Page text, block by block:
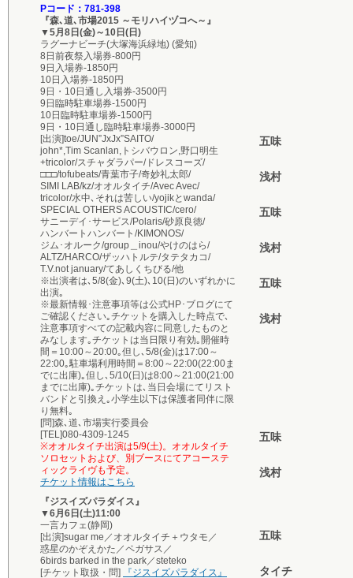
Pコード：781-398
『森､道､市場2015 ～モリハイヅコへ～』
▼5月8日(金)～10日(日)
ラグーナビーチ(大塚海浜緑地) (愛知)
8日前夜祭入場券-800円
9日入場券-1850円
10日入場券-1850円
9日・10日通し入場券-3500円
9日臨時駐車場券-1500円
10日臨時駐車場券-1500円
9日・10日通し臨時駐車場券-3000円
[出演]toe/JUN”JxJx”SAITO/
john*,Tim Scanlan,トシバウロン,野口明生
+tricolor/スチャダラパー/ドレスコーズ/
□□□/tofubeats/青葉市子/奇妙礼太郎/
SIMI LAB/kz/オオルタイチ/Avec Avec/
tricolor/水中､それは苦しい/yojikとwanda/
SPECIAL OTHERS ACOUSTIC/cero/
サニーデイ･サービス/Polaris/砂原良徳/
ハンバートハンバート/KIMONOS/
ジム･オルーク/group＿inou/やけのはら/
ALTZ/HARCO/ザッハトルテ/タテタカコ/
T.V.not january/てあしくちびる/他
※出演者は､5/8(金)､9(土)､10(日)のいずれかに
出演｡
※最新情報･注意事項等は公式HP･ブログにて
ご確認ください｡チケットを購入した時点で､
注意事項すべての記載内容に同意したものと
みなします｡チケットは当日限り有効｡開催時
間＝10:00～20:00｡但し､5/8(金)は17:00～
22:00｡駐車場利用時間＝8:00～22:00(22:00ま
でに出庫)｡但し､5/10(日)は8:00～21:00(21:00
までに出庫)｡チケットは､当日会場にてリスト
バンドと引換え｡小学生以下は保護者同伴に限
り無料｡
[問]森､道､市場実行委員会
[TEL]080-4309-1245
※オオルタイチ出演は5/9(土)。オオルタイチ
ソロセットおよび、別ブースにてアコーステ
ィックライヴも予定。
チケット情報はこちら
『ジスイズパラダイス』
▼6月6日(土)11:00
一言カフェ(静岡)
[出演]sugar me／オオルタイチ＋ウタモ／
惑星のかぞえかた／ペガサス／
6birds barked in the park／steteko
[チケット取扱・問]
『ジスイズパラダイス』
五味
浅村
五味
浅村
五味
浅村
五味
浅村
五味
タイチ